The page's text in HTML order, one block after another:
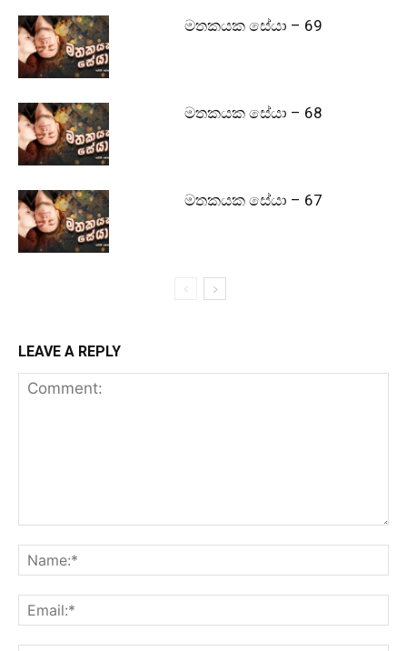
මතකයක සේයා – 69
මතකයක සේයා – 68
මතකයක සේයා – 67
LEAVE A REPLY